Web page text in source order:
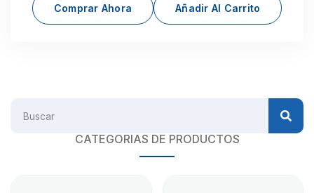
Comprar Ahora Añadir Al Carrito
CATEGORIAS DE PRODUCTOS